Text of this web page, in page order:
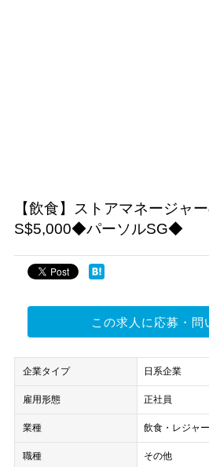
【飲食】ストアマネージャ
S$5,000◆パーソルSG◆
この求人に応募・問
企業タイプ 日系企業
雇用形態 正社員
業種 飲食・レジャー
職種 その他